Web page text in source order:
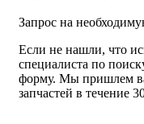
Запрос на
Если не нашли, что
специалиста по
форму. Мы пришлем
запчастей в течение